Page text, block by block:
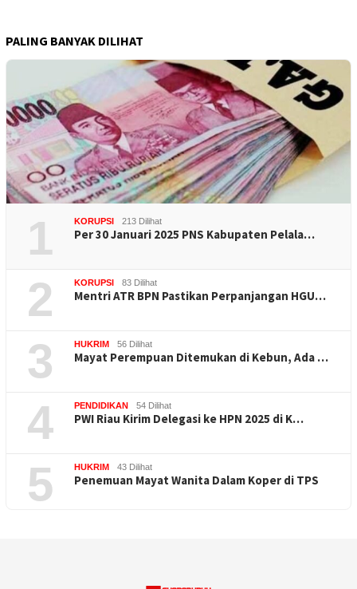
PALING BANYAK DILIHAT
1 KORUPSI 213 Dilihat
Per 30 Januari 2025 PNS Kabupaten Pelala…
2 KORUPSI 83 Dilihat
Mentri ATR BPN Pastikan Perpanjangan HGU…
3 HUKRIM 56 Dilihat
Mayat Perempuan Ditemukan di Kebun, Ada …
4 PENDIDIKAN 54 Dilihat
PWI Riau Kirim Delegasi ke HPN 2025 di K…
5 HUKRIM 43 Dilihat
Penemuan Mayat Wanita Dalam Koper di TPS